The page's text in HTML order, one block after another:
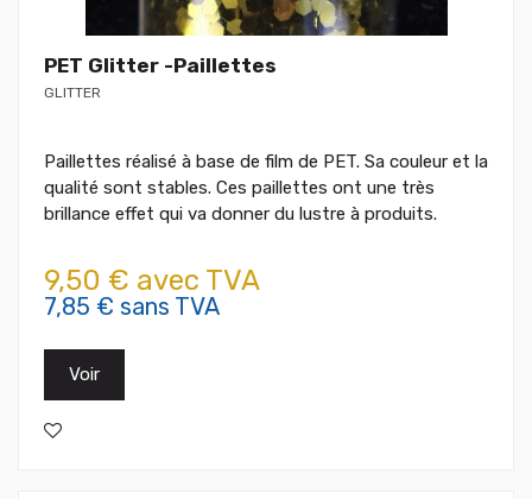
PET Glitter -Paillettes
GLITTER
Paillettes réalisé à base de film de PET. Sa couleur et la
qualité sont stables. Ces paillettes ont une très
brillance effet qui va donner du lustre à produits.
9,50 € avec TVA
7,85 € sans TVA
Voir